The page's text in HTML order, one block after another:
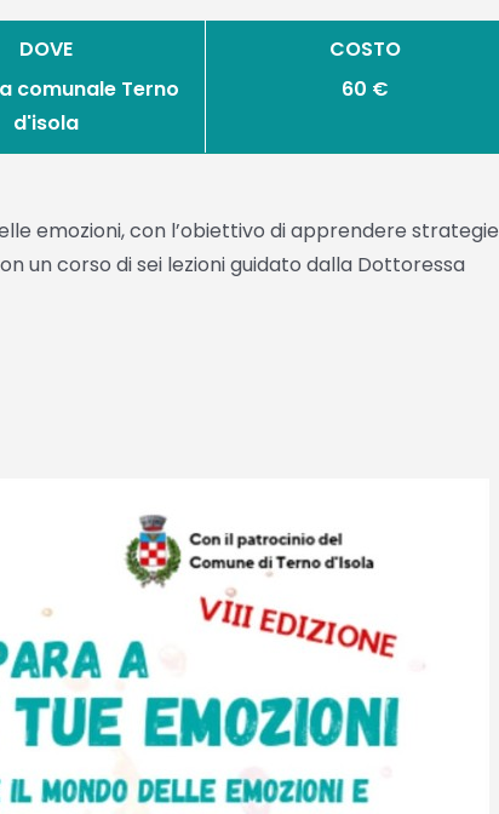
DOVE
comunale Terno
d'isola
COSTO
60 €
emozioni, con l’obiettivo di apprendere strategie
un corso di sei lezioni guidato dalla Dottoressa